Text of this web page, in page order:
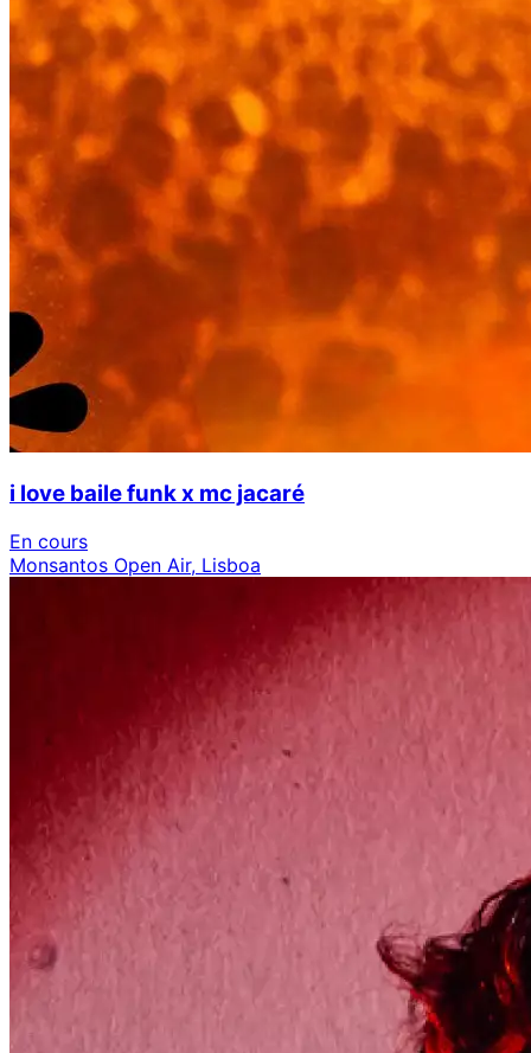
i love baile funk x mc jacaré
En cours
Monsantos Open Air, Lisboa